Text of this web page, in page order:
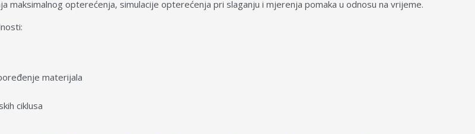
maksimalnog opterećenja, simulacije opterećenja pri slaganju i mjerenja pomaka u odnosu na vrijeme.
materijala
ciklusa